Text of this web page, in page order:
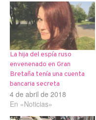
La hija del espía ruso
envenenado en Gran
Bretaña tenía una cuenta
bancaria secreta
4 de abril de 2018
En «Noticias»